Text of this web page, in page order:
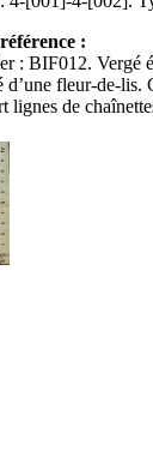
:
: BIF012. Vergé
d’une fleur-de-lis.
lignes de